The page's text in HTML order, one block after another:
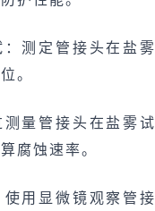
测定管接头在盐
。
量管接头在盐雾
腐蚀速率。
用显微镜观察管